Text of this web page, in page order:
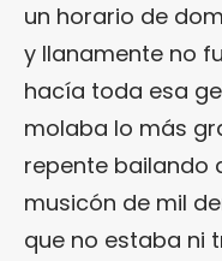
un horario de
y llanamente no
hacía toda esa
molaba lo más
repente bailando
musicón de mil
que no estaba ni